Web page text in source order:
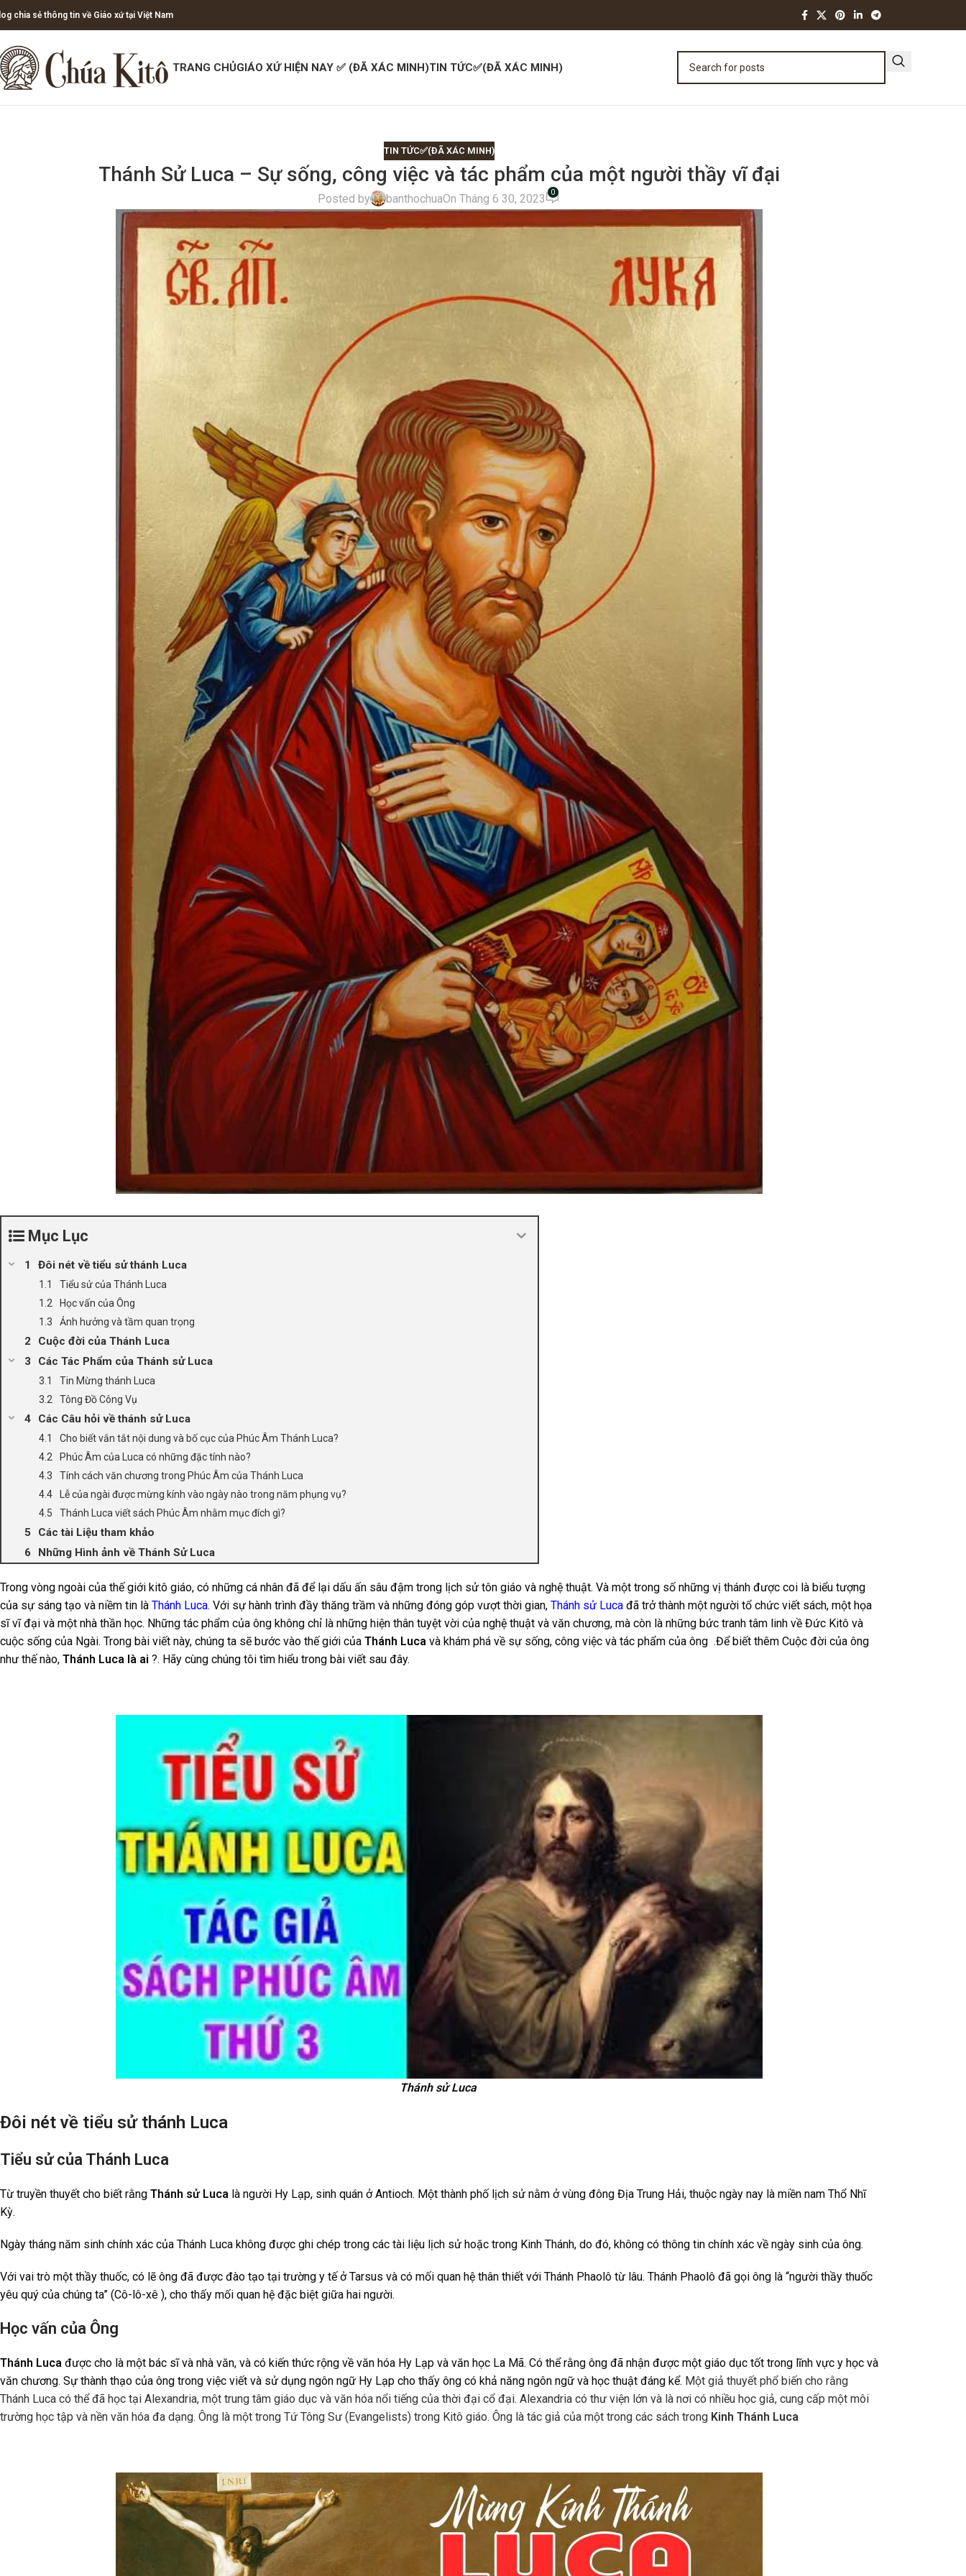
chia sẻ thông tin về Giáo xứ tại Việt Nam
TRANG CHỦGIÁO XỨ HIỆN NAY ✅ (ĐÃ XÁC MINH)TIN TỨC✅(ĐÃ XÁC MINH)
TIN TỨC✅(ĐÃ XÁC MINH)
Thánh Sử Luca – Sự sống, công việc và tác phẩm của một người thầy vĩ đại
Posted by banthochuaOn Tháng 6 30, 2023 0
Mục Lục
Đôi nét về tiểu sử thánh Luca
Tiểu sử của Thánh Luca
Học vấn của Ông
Ảnh hưởng và tầm quan trọng
Cuộc đời của Thánh Luca
Các Tác Phẩm của Thánh sử Luca
Tin Mừng thánh Luca
Tông Đồ Công Vụ
Các Câu hỏi về thánh sử Luca
Cho biết vắn tắt nội dung và bố cục của Phúc Âm Thánh Luca?
Phúc Âm của Luca có những đặc tính nào?
Tính cách văn chương trong Phúc Âm của Thánh Luca
Lễ của ngài được mừng kính vào ngày nào trong năm phụng vụ?
Thánh Luca viết sách Phúc Âm nhằm mục đích gì?
Các tài Liệu tham khảo
Những Hình ảnh về Thánh Sử Luca
Trong vòng ngoài của thế giới kitô giáo, có những cá nhân đã để lại dấu ấn sâu đậm trong lịch sử tôn giáo và nghệ thuật. Và một trong số những vị thánh được coi là biểu tượng
của sự sáng tạo và niềm tin là Thánh Luca. Với sự hành trình đầy thăng trầm và những đóng góp vượt thời gian, Thánh sử Luca đã trở thành một người tổ chức viết sách, một họa
sĩ vĩ đại và một nhà thần học. Những tác phẩm của ông không chỉ là những hiện thân tuyệt vời của nghệ thuật và văn chương, mà còn là những bức tranh tâm linh về Đức Kitô và
cuộc sống của Ngài. Trong bài viết này, chúng ta sẽ bước vào thế giới của Thánh Luca và khám phá về sự sống, công việc và tác phẩm của ông .Để biết thêm Cuộc đời của ông
như thế nào, Thánh Luca là ai ?. Hãy cùng chúng tôi tìm hiểu trong bài viết sau đây.
Thánh sử Luca
Đôi nét về tiểu sử thánh Luca
Tiểu sử của Thánh Luca
Từ truyền thuyết cho biết rằng Thánh sử Luca là người Hy Lạp, sinh quán ở Antioch. Một thành phố lịch sử nằm ở vùng đông Địa Trung Hải, thuộc ngày nay là miền nam Thổ Nhĩ
Kỳ.
Ngày tháng năm sinh chính xác của Thánh Luca không được ghi chép trong các tài liệu lịch sử hoặc trong Kinh Thánh, do đó, không có thông tin chính xác về ngày sinh của ông.
Với vai trò một thầy thuốc, có lẽ ông đã được đào tạo tại trường y tế ở Tarsus và có mối quan hệ thân thiết với Thánh Phaolô từ lâu. Thánh Phaolô đã gọi ông là “người thầy thuốc
yêu quý của chúng ta” (Cô-lô-xê ), cho thấy mối quan hệ đặc biệt giữa hai người.
Học vấn của Ông
Thánh Luca được cho là một bác sĩ và nhà văn, và có kiến thức rộng về văn hóa Hy Lạp và văn học La Mã. Có thể rằng ông đã nhận được một giáo dục tốt trong lĩnh vực y học và
văn chương. Sự thành thạo của ông trong việc viết và sử dụng ngôn ngữ Hy Lạp cho thấy ông có khả năng ngôn ngữ và học thuật đáng kể. Một giả thuyết phổ biến cho rằng
Thánh Luca có thể đã học tại Alexandria, một trung tâm giáo dục và văn hóa nổi tiếng của thời đại cổ đại. Alexandria có thư viện lớn và là nơi có nhiều học giả, cung cấp một môi
trường học tập và nền văn hóa đa dạng. Ông là một trong Tứ Tông Sư (Evangelists) trong Kitô giáo. Ông là tác giả của một trong các sách trong Kinh Thánh Luca